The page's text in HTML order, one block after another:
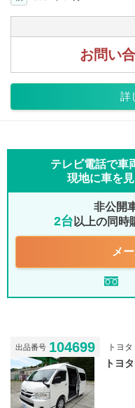
お問い
詳
テレビ電話で車
現地に車を
非公開
2台 以上の同時
メ
出品番号 104699 トヨタ
トヨ